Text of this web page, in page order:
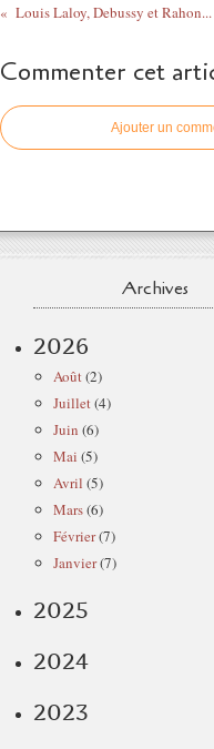
Louis Laloy, Debussy et
Commenter cet
Ajouter un
Archives
2026
Août(2)
Juillet(4)
Juin (6)
Mai (5)
Avril (5)
Mars(6)
Février(7)
Janvier(7)
2025
2024
2023